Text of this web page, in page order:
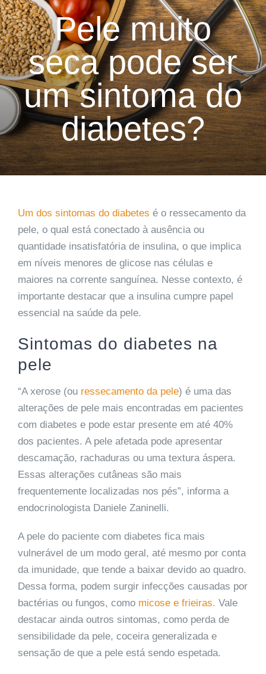
Pele muito
seca pode ser
um sintoma do
diabetes?
Um dos sintomas do diabetes é o ressecamento da
pele, o qual está conectado à ausência ou
quantidade insatisfatória de insulina, o que implica
em níveis menores de glicose nas células e
maiores na corrente sanguínea. Nesse contexto, é
importante destacar que a insulina cumpre papel
essencial na saúde da pele.
Sintomas do diabetes na
pele
“A xerose (ou ressecamento da pele) é uma das
alterações de pele mais encontradas em pacientes
com diabetes e pode estar presente em até 40%
dos pacientes. A pele afetada pode apresentar
descamação, rachaduras ou uma textura áspera.
Essas alterações cutâneas são mais
frequentemente localizadas nos pés”, informa a
endocrinologista Daniele Zaninelli.
A pele do paciente com diabetes fica mais
vulnerável de um modo geral, até mesmo por conta
da imunidade, que tende a baixar devido ao quadro.
Dessa forma, podem surgir infecções causadas por
bactérias ou fungos, como micose e frieiras. Vale
destacar ainda outros sintomas, como perda de
sensibilidade da pele, coceira generalizada e
sensação de que a pele está sendo espetada.